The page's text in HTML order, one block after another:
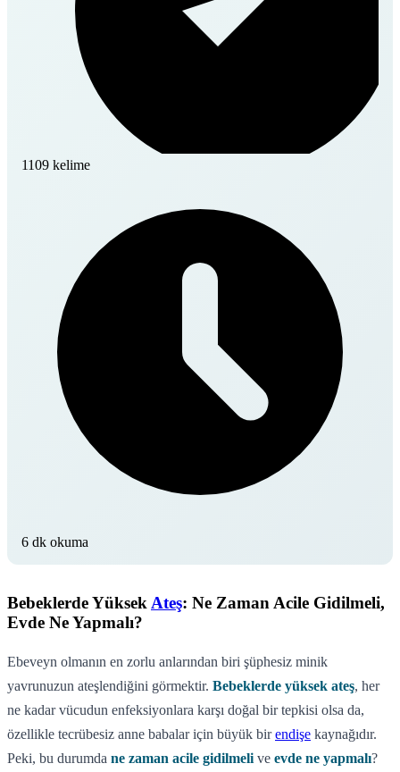
1109 kelime
6 dk okuma
Bebeklerde Yüksek Ateş: Ne Zaman Acile Gidilmeli,
Evde Ne Yapmalı?
Ebeveyn olmanın en zorlu anlarından biri şüphesiz minik
yavrunuzun ateşlendiğini görmektir. Bebeklerde yüksek ateş, her
ne kadar vücudun enfeksiyonlara karşı doğal bir tepkisi olsa da,
özellikle tecrübesiz anne babalar için büyük birendişe kaynağıdır.
Peki, bu durumda ne zaman acile gidilmeli ve evde ne yapmalı?